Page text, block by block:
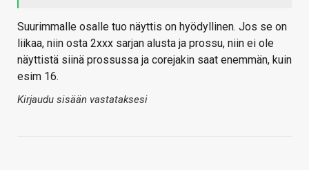
Suurimmalle osalle tuo näyttis on hyödyllinen. Jos se on
liikaa, niin osta 2xxx sarjan alusta ja prossu, niin ei ole
näyttistä siinä prossussa ja corejakin saat enemmän, kuin
esim 16.
Kirjaudu sisään vastataksesi